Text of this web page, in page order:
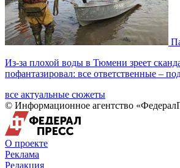
Из-за плохой воды в Тюмени зреет
пофантазировал: все ответственные –
все актуальные сюжеты
© Информационное агентство
О проекте
Реклама
Редакция